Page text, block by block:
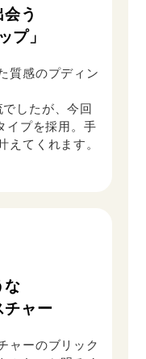
う
プ」
質感のプディン
したが、今回
イプを採用。手
えてくれます。
な
チャー
ャーのブリック